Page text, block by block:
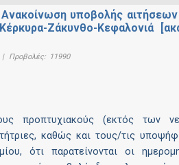
υποβολής αιτήσεων
Ζάκυνθο-Κεφαλονιά
| Προβολές: 11990
προπτυχιακούς (εκτός των
καθώς και τους/τις
ότι παρατείνονται οι